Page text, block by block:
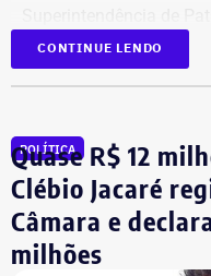
terreno até passar para
Governo Federal
comentou.
Integrante de
ocupação
CONTINUE LENDO
POLÍTICA
Quase R$ 12
Clébio Jacaré
Câmara e
milhões